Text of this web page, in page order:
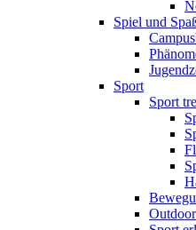
Spiel und
Sport
Sport